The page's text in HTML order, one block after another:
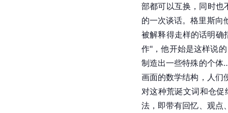
部都可以互换，同时也
的一次谈话。格里斯向
被解释得走样的话明确
作"，他开始是这样说
制造出一些特殊的个
画面的数学结构，人们
对这种荒诞文词和仓
法，即带有回忆、观点